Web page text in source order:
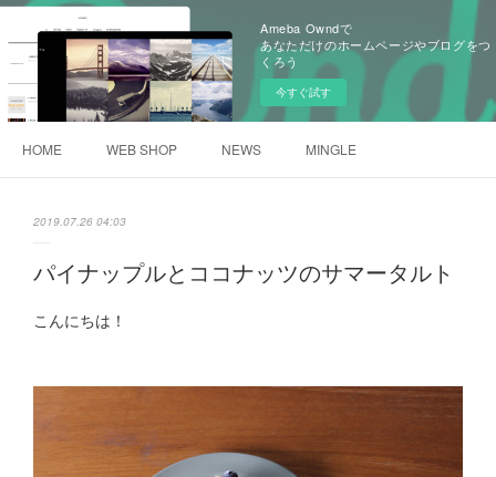
Ameba Owndで
あなただけのホームページやブログをつ
くろう
今すぐ試す
HOME WEB SHOP NEWS MINGLE
2019.07.26 04:03
パイナップルとココナッツのサマータルト
こんにちは！